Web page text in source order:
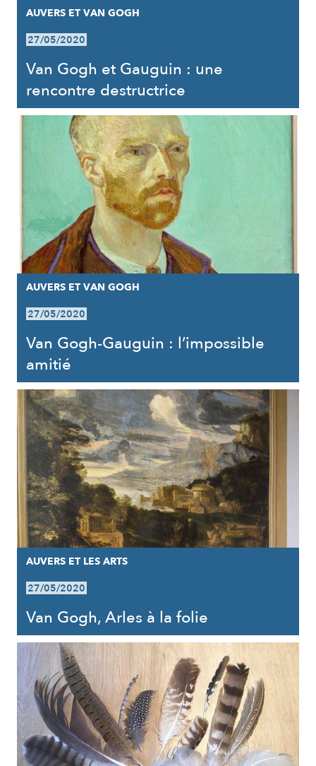
AUVERS ET VAN GOGH
27/05/2020
Van Gogh et Gauguin : une
rencontre destructrice
AUVERS ET VAN GOGH
27/05/2020
Van Gogh-Gauguin : l’impossible
amitié
AUVERS ET LES ARTS
27/05/2020
Van Gogh, Arles à la folie